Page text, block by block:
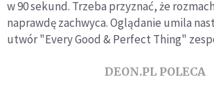
w 90 sekund. Trzeba przyznać, że
naprawdę zachwyca. Oglądanie umila
utwór "Every Good & Perfect Thing"
DEON.PL POLECA